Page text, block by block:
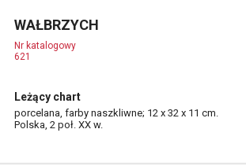
WAŁBRZYCH
Nr katalogowy
621
Leżący chart
porcelana, farby naszkliwne; 12 x 32 x 11 cm.
Polska, 2 poł. XX w.